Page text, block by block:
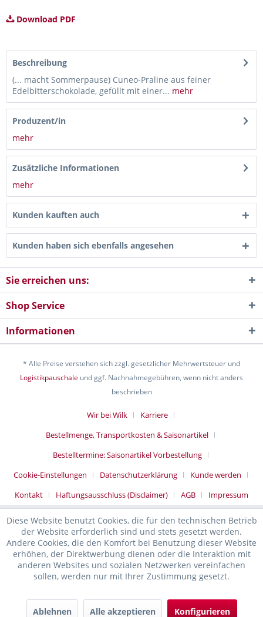
Download PDF
Beschreibung
(... macht Sommerpause) Cuneo-Praline aus feiner
Edelbitterschokolade, gefüllt mit einer... mehr
Produzent/in
mehr
Zusätzliche Informationen
mehr
Kunden kauften auch
Kunden haben sich ebenfalls angesehen
Sie erreichen uns:
Shop Service
Informationen
* Alle Preise verstehen sich zzgl. gesetzlicher Mehrwertsteuer und
Logistikpauschale und ggf. Nachnahmegebühren, wenn nicht anders
beschrieben
Wir bei Wilk
Karriere
Bestellmenge, Transportkosten & Saisonartikel
Bestelltermine: Saisonartikel Vorbestellung
Cookie-Einstellungen
Datenschutzerklärung
Kunde werden
Kontakt
Haftungsausschluss (Disclaimer) AGB Impressum
Diese Website benutzt Cookies, die für den technischen Betrieb
der Website erforderlich sind und stets gesetzt werden.
Andere Cookies, die den Komfort bei Benutzung dieser Website
erhöhen, der Direktwerbung dienen oder die Interaktion mit
anderen Websites und sozialen Netzwerken vereinfachen
sollen, werden nur mit Ihrer Zustimmung gesetzt.
Ablehnen Alle akzeptieren Konfigurieren